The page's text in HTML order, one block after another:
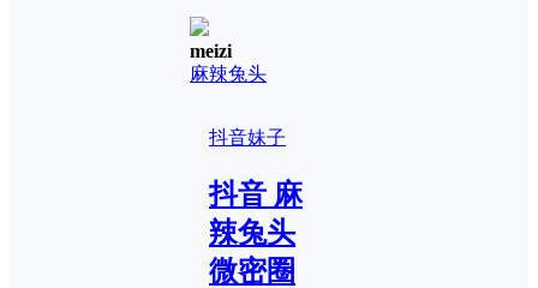
meizi
麻辣兔头
抖音妹子
抖音 麻
辣兔头
微密圈